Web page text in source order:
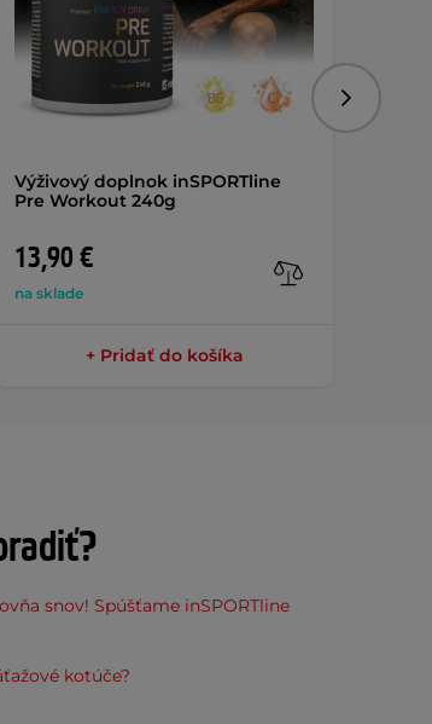
Výživový doplnok inSPORTline
Pre Workout 240g
13,90 €
na sklade
+ Pridať do košíka
snov! Spúšťame inSPORTline
kotúče?